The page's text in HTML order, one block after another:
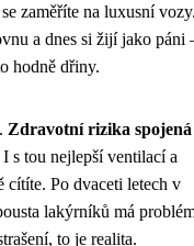
zaměříte na luxusní
a dnes si žijí jako páni
hodně dřiny.
Zdravotní rizika spojená
I s tou nejlepší ventilací a
cítíte. Po dvaceti letech v
lakýrníků má
to je realita.